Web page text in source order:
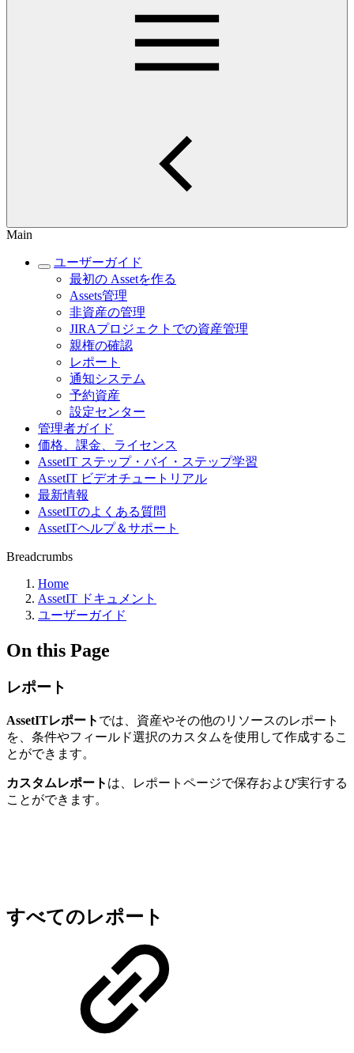
Main
ユーザーガイド
最初の Assetを作る
Assets管理
非資産の管理
JIRAプロジェクトでの資産管理
親権の確認
レポート
通知システム
予約資産
設定センター
管理者ガイド
価格、課金、ライセンス
AssetIT ステップ・バイ・ステップ学習
AssetIT ビデオチュートリアル
最新情報
AssetITのよくある質問
AssetITヘルプ＆サポート
Breadcrumbs
Home
AssetIT ドキュメント
ユーザーガイド
On this Page
レポート
AssetITレポート では、資産やその他のリソースのレポート
を、条件やフィールド選択のカスタムを使用して作成するこ
とができます。
カスタムレポート は、レポートページで保存および実行する
ことができます。
すべてのレポート